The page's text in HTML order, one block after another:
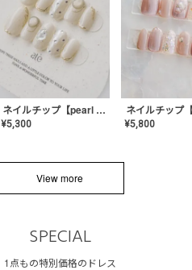
ネイルチップ【pearl bijou】AE-CONA-02
¥5,300 ¥5,800
View more
SPECIAL
1点もの特別価格のドレス